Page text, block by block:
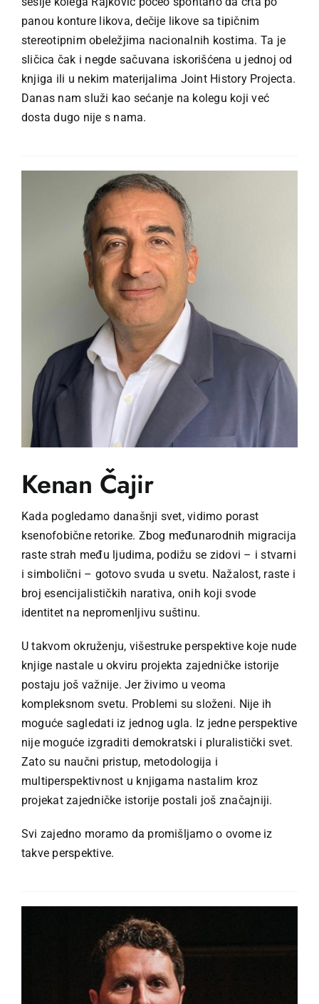
panou konture likova, dečije likove sa tipičnim
stereotipnim obeležjima nacionalnih kostima. Ta je
sličica čak i negde sačuvana iskorišćena u jednoj od
knjiga ili u nekim materijalima Joint History Projecta.
Danas nam služi kao sećanje na kolegu koji već
dosta dugo nije s nama.
Kenan Čajir
Kada pogledamo današnji svet, vidimo porast
ksenofobične retorike. Zbog međunarodnih migracija
raste strah među ljudima, podižu se zidovi – i stvarni
i simbolični – gotovo svuda u svetu. Nažalost, raste i
broj esencijalističkih narativa, onih koji svode
identitet na nepromenljivu suštinu.
U takvom okruženju, višestruke perspektive koje nude
knjige nastale u okviru projekta zajedničke istorije
postaju još važnije. Jer živimo u veoma
kompleksnom svetu. Problemi su složeni. Nije ih
moguće sagledati iz jednog ugla. Iz jedne perspektive
nije moguće izgraditi demokratski i pluralistički svet.
Zato su naučni pristup, metodologija i
multiperspektivnost u knjigama nastalim kroz
projekat zajedničke istorije postali još značajniji.
Svi zajedno moramo da promišljamo o ovome iz
takve perspektive.